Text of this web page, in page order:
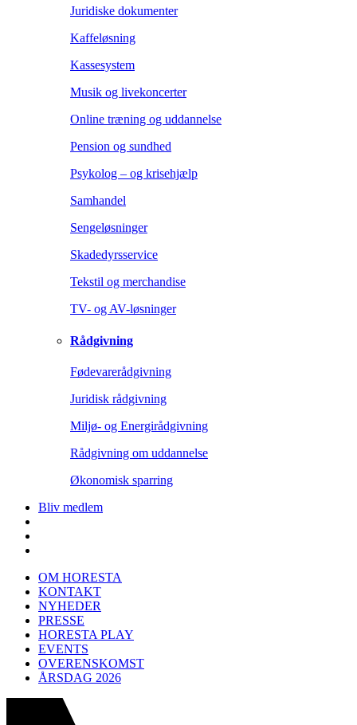
Juridiske dokumenter
Kaffeløsning
Kassesystem
Musik og livekoncerter
Online træning og uddannelse
Pension og sundhed
Psykolog – og krisehjælp
Samhandel
Sengeløsninger
Skadedyrsservice
Tekstil og merchandise
TV- og AV-løsninger
Rådgivning
Fødevarerådgivning
Juridisk rådgivning
Miljø- og Energirådgivning
Rådgivning om uddannelse
Økonomisk sparring
Bliv medlem
OM HORESTA
KONTAKT
NYHEDER
PRESSE
HORESTA PLAY
EVENTS
OVERENSKOMST
ÅRSDAG 2026